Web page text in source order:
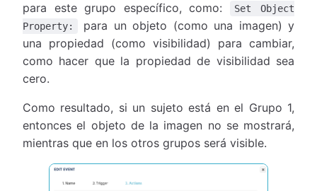
para este grupo específico, como:
Set Object
Property:
para un objeto (como una imagen) y
una propiedad (como visibilidad) para cambiar,
como hacer que la propiedad de visibilidad sea
cero.
Como resultado, si un sujeto está en el Grupo 1,
entonces el objeto de la imagen no se mostrará,
mientras que en los otros grupos será visible.